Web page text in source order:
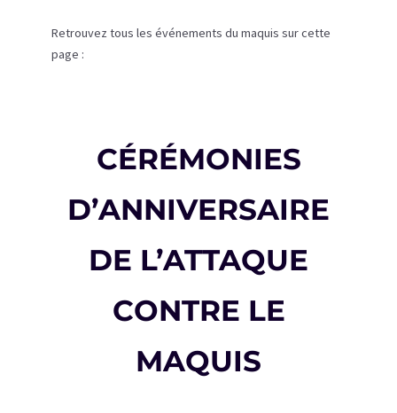
Retrouvez tous les événements du maquis sur cette
page :
CÉRÉMONIES
D’ANNIVERSAIRE
DE L’ATTAQUE
CONTRE LE
MAQUIS